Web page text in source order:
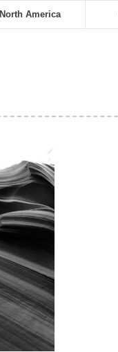
North America